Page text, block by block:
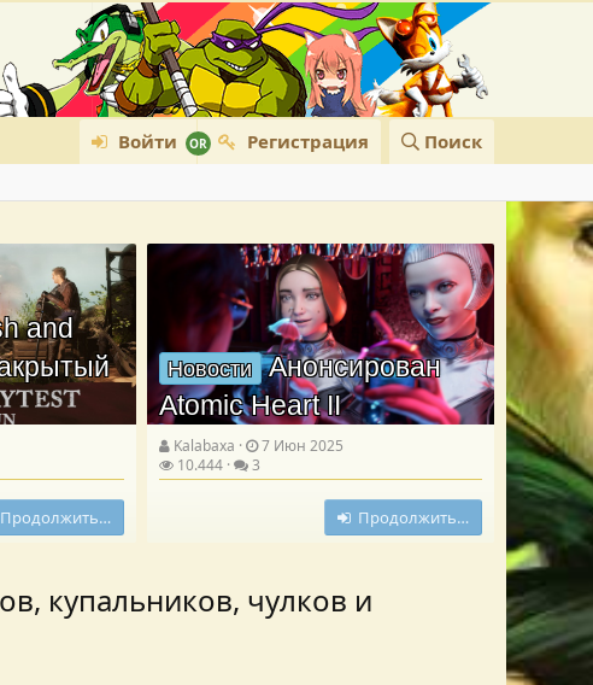
Войти Регистрация Поиск
and
Новости Анонсирован
Atomic Heart II
Kalabaxa
7 Июн 2025
10.444
3
Продолжить…
купальников, чулков и